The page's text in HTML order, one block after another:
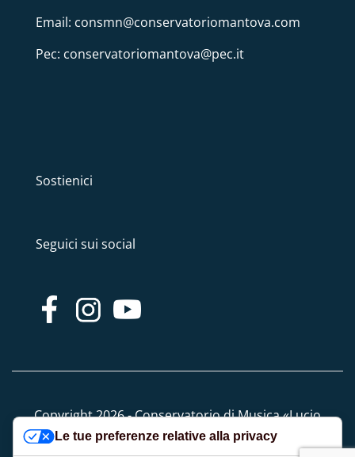
Email: consmn@conservatoriomantova.com
Pec: conservatoriomantova@pec.it
Sostienici
Seguici sui social
Copyright 2026 - Conservatorio di Musica «Lucio
Campiani» - Tutti i diritti riservati
Le tue preferenze relative alla privacy